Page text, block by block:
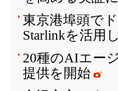
東京港埠頭で
Starlinkを活用
20種のAIエー
提供を開始